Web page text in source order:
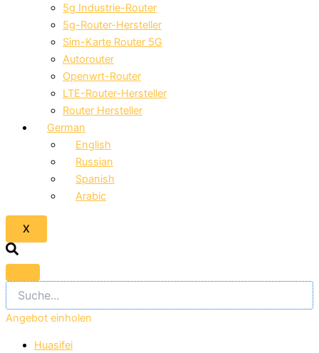
5g Industrie-Router
5g-Router-Hersteller
Sim-Karte Router 5G
Autorouter
Openwrt-Router
LTE-Router-Hersteller
Router Hersteller
German
English
Russian
Spanish
Arabic
X
Angebot einholen
Huasifei